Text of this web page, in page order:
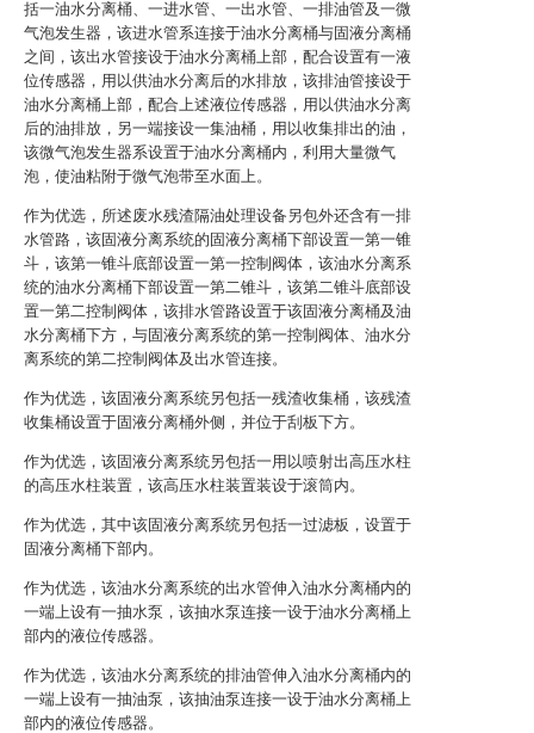
括一油水分离桶、一进水管、一出水管、一排油管及一微
气泡发生器，该进水管系连接于油水分离桶与固液分离桶
之间，该出水管接设于油水分离桶上部，配合设置有一液
位传感器，用以供油水分离后的水排放，该排油管接设于
油水分离桶上部，配合上述液位传感器，用以供油水分离
后的油排放，另一端接设一集油桶，用以收集排出的油，
该微气泡发生器系设置于油水分离桶内，利用大量微气
泡，使油粘附于微气泡带至水面上。
作为优选，所述废水残渣隔油处理设备另包外还含有一排
水管路，该固液分离系统的固液分离桶下部设置一第一锥
斗，该第一锥斗底部设置一第一控制阀体，该油水分离系
统的油水分离桶下部设置一第二锥斗，该第二锥斗底部设
置一第二控制阀体，该排水管路设置于该固液分离桶及油
水分离桶下方，与固液分离系统的第一控制阀体、油水分
离系统的第二控制阀体及出水管连接。
作为优选，该固液分离系统另包括一残渣收集桶，该残渣
收集桶设置于固液分离桶外侧，并位于刮板下方。
作为优选，该固液分离系统另包括一用以喷射出高压水柱
的高压水柱装置，该高压水柱装置装设于滚筒内。
作为优选，其中该固液分离系统另包括一过滤板，设置于
固液分离桶下部内。
作为优选，该油水分离系统的出水管伸入油水分离桶内的
一端上设有一抽水泵，该抽水泵连接一设于油水分离桶上
部内的液位传感器。
作为优选，该油水分离系统的排油管伸入油水分离桶内的
一端上设有一抽油泵，该抽油泵连接一设于油水分离桶上
部内的液位传感器。